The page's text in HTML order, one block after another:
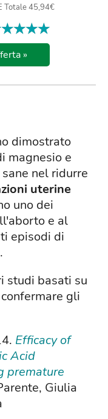
Totale 45,94€
»
dimostrato
magnesio e
nel ridurre
uterine
uno dei
e al
episodi di
studi basati su
gli
Efficacy of
Acid
premature
Giulia